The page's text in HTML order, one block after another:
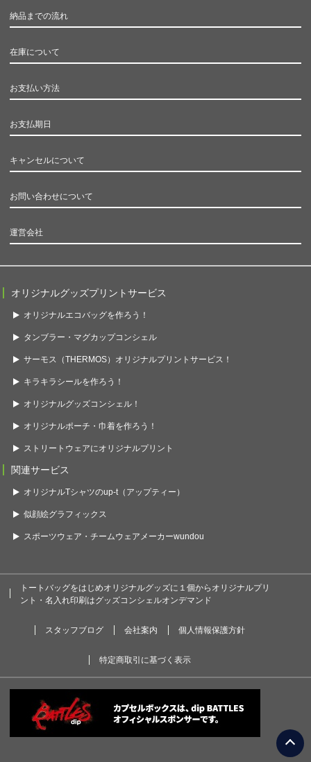
納品までの流れ
在庫について
お支払い方法
お支払期日
キャンセルについて
お問い合わせについて
運営会社
オリジナルグッズプリントサービス
オリジナルエコバッグを作ろう！
タンブラー・マグカップコンシェル
サーモス（THERMOS）オリジナルプリントサービス！
キラキラシールを作ろう！
オリジナルグッズコンシェル！
オリジナルポーチ・巾着を作ろう！
ストリートウェアにオリジナルプリント
関連サービス
オリジナルTシャツのup-t（アップティー）
似顔絵グラフィックス
スポーツウェア・チームウェアメーカーwundou
トートバッグをはじめオリジナルグッズに１個からオリジナルプリ
ント・名入れ印刷はグッズコンシェルオンデマンド
スタッフブログ 会社案内 個人情報保護方針
特定商取引に基づく表示